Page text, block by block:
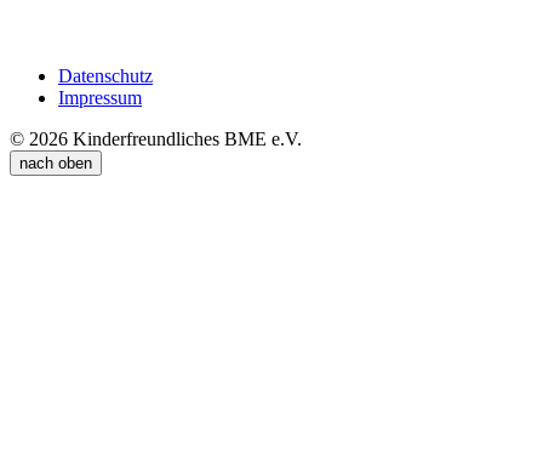
Datenschutz
Impressum
© 2026 Kinderfreundliches BME e.V.
nach oben